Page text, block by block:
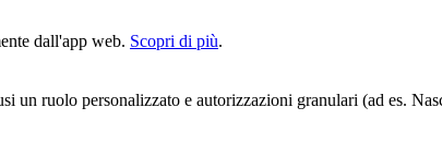
dall'app web. Scopri di più.
un ruolo personalizzato e autorizzazioni granulari (ad es.